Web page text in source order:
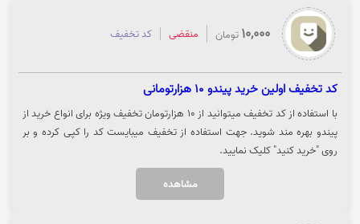
10,000 تومان منقضی کد تخفیف
کد تخفیف اولین خرید پیندو 10 هزارتومانی
با استفاده از کد تخفیف میتوانید از 10 هزارتومان تخفیف ویژه برای انواع خرید از
پیندو بهره مند شوید. جهت استفاده از تخفیف میبایست کد را کپی کرده و بر
روی "خرید کنید" کلیک نمایید.
مشاهده